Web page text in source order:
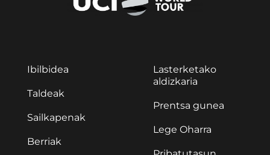
Ibilbidea
Taldeak
Sailkapenak
Berriak
Lasterketako
aldizkaria
Prentsa gunea
Lege Oharra